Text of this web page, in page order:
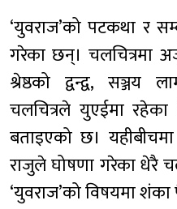
‘युवराज’को पटकथा र
गरेका छन्। चलचित्रमा
श्रेष्ठको द्वन्द्व,
चलचित्रले युएईमा
बताइएको छ।
राजुले घोषणा गरेका धेरै
‘युवराज’को विषयमा